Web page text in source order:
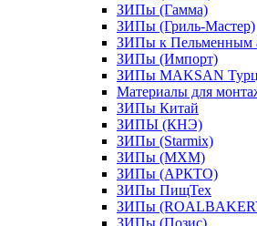
ЗИПы (Гамма)
ЗИПы (Гриль-Мастер)
ЗИПы к Пельменным
ЗИПы (Импорт)
ЗИПы MAKSAN
Материалы для
ЗИПы Китай
ЗИПЫ (КНЭ)
ЗИПы (Starmix)
ЗИПы (МХМ)
ЗИПы (АРКТО)
ЗИПы ПищТех
ЗИПы
ЗИПы (Позис)